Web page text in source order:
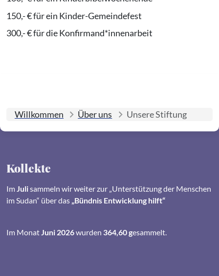
150,- € für ein Kinder-Gemeindefest
300,- € für die Konfirmand*innenarbeit
Willkommen Über uns Unsere Stiftung
Kollekte
Im Julisammeln wir weiter zur „Unterstützung der Menschen
im Sudan“ über das „Bündnis Entwicklung hilft“
Im MonatJuni 2026wurden 364,60 gesammelt.